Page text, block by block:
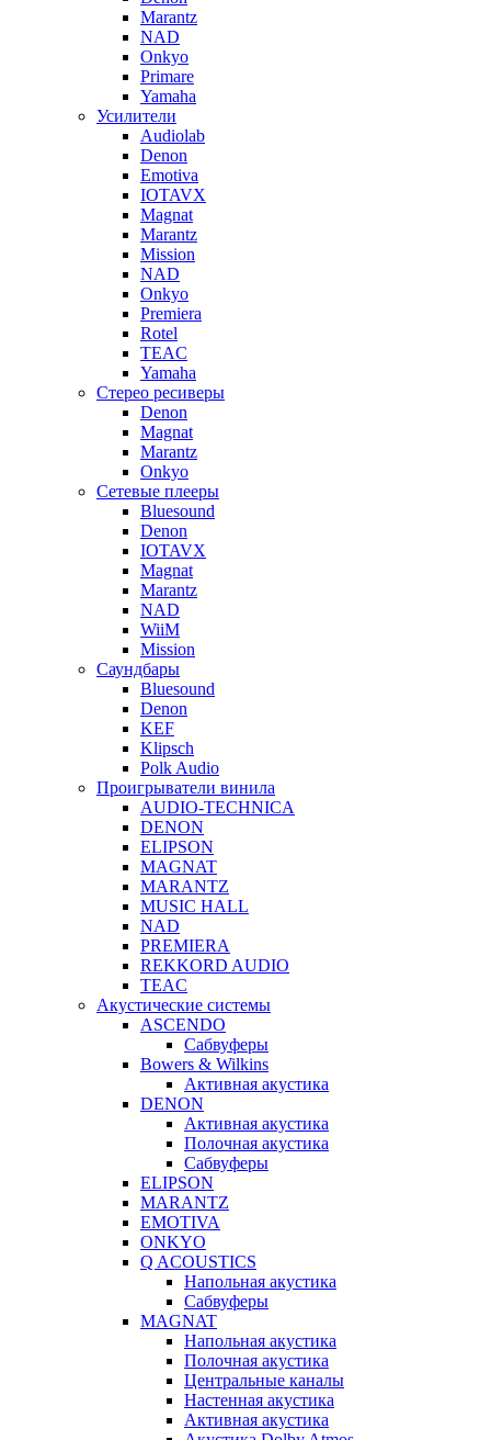
Marantz
NAD
Onkyo
Primare
Yamaha
Усилители
Audiolab
Denon
Emotiva
IOTAVX
Magnat
Marantz
Mission
NAD
Onkyo
Premiera
Rotel
TEAC
Yamaha
Стерео ресиверы
Denon
Magnat
Marantz
Onkyo
Сетевые плееры
Bluesound
Denon
IOTAVX
Magnat
Marantz
NAD
WiiM
Mission
Саундбары
Bluesound
Denon
KEF
Klipsch
Polk Audio
Проигрыватели винила
AUDIO-TECHNICA
DENON
ELIPSON
MAGNAT
MARANTZ
MUSIC HALL
NAD
PREMIERA
REKKORD AUDIO
TEAC
Акустические системы
ASCENDO
Сабвуферы
Bowers & Wilkins
Активная акустика
DENON
Активная акустика
Полочная акустика
Сабвуферы
ELIPSON
MARANTZ
EMOTIVA
ONKYO
Q ACOUSTICS
Напольная акустика
Сабвуферы
MAGNAT
Напольная акустика
Полочная акустика
Центральные каналы
Настенная акустика
Активная акустика